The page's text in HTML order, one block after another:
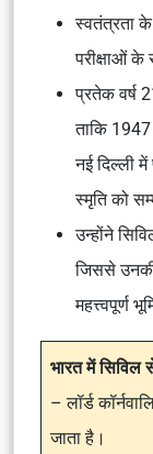
स्वतंत्रता
परीक्षाओं के
प्रतेक वर्ष
ताकि 1947
नई दिल्ली
स्मृति को
उन्होंने
जिससे
महत्त्वपूर्ण
भारत में सिविल
– लॉर्ड
जाता है।